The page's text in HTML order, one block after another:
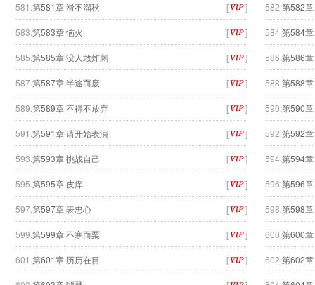
581. 第581章 滑不溜秋 [ ] 582. 第582
583. 第583章 恼火 [ ] 584. 第584
585. 第585章 没人敢炸刺 [ ] 586. 第586
587.第587章 半途而废 [ ] 588. 第588
589. 第589章 不得不放弃 [ ] 590. 第590
591. 第591章 请开始表演 [ ] 592. 第592
593. 第593章 挑战自己 [ ] 594. 第594
595. 第595章 皮痒 [ ] 596. 第596
597.第597章 表忠心 [ ] 598. 第598
599. 第599章 不寒而栗 [ ] 600. 第600
601. 第601章 历历在目 [ ] 602. 第602